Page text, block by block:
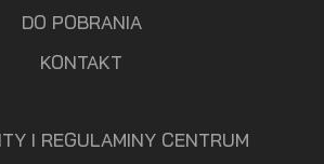
DO POBRANIA
KONTAKT
I REGULAMINY CENTRUM